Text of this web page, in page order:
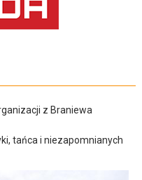
z Braniewa
tańca i niezapomnianych